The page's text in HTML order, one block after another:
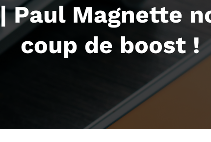
Paul Magnette
coup de boost !